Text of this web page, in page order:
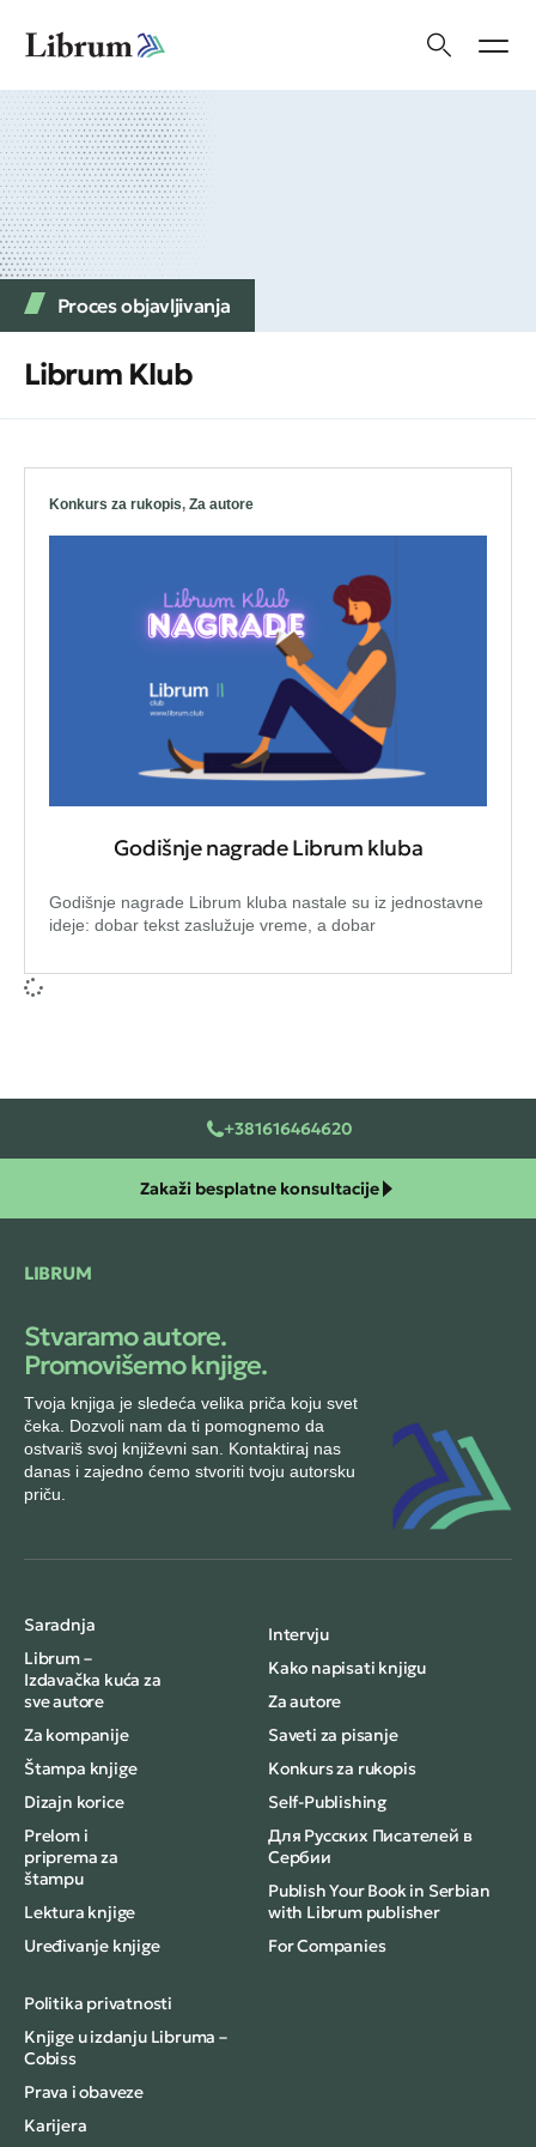
Proces objavljivanja
Librum Klub
Konkurs za rukopis, Za autore
Godišnje nagrade Librum kluba
Godišnje nagrade Librum kluba nastale su iz jednostavne
ideje: dobar tekst zaslužuje vreme, a dobar
+381616464620
Zakaži besplatne konsultacije
LIBRUM
Stvaramo autore.
Promovišemo knjige.
Tvoja knjiga je sledeća velika priča koju svet
čeka. Dozvoli nam da ti pomognemo da
ostvariš svoj književni san. Kontaktiraj nas
danas i zajedno ćemo stvoriti tvoju autorsku
priču.
Saradnja
Librum –
Izdavačka kuća za
sve autore
Za kompanije
Štampa knjige
Dizajn korice
Prelom i
priprema za
štampu
Lektura knjige
Uređivanje knjige
Intervju
Kako napisati knjigu
Za autore
Saveti za pisanje
Konkurs za rukopis
Self-Publishing
Для Русских Писателей в
Сербии
Publish Your Book in Serbian
with Librum publisher
For Companies
Politika privatnosti
Knjige u izdanju Libruma –
Cobiss
Prava i obaveze
Karijera